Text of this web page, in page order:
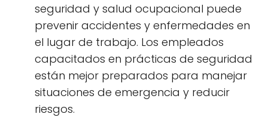
seguridad y salud ocupacional puede
prevenir accidentes y enfermedades en
el lugar de trabajo. Los empleados
capacitados en prácticas de seguridad
están mejor preparados para manejar
situaciones de emergencia y reducir
riesgos.